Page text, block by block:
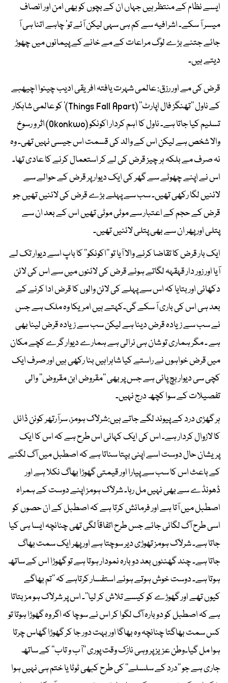
ایسے نظام کے منتظر ہیں جہاں ان کے بچوں کو بھی امن اور انصاف
میسر آ سکے۔ اشرافیہ سے کم ہی سہی لیکن آئے تو‘ چاہے اتنا ہی آ
جائے جتنے بڑے لوگ مراعات کے مے خانے کے پیمانوں میں چھوڑ
دیتے ہیں۔
قرض کی مے اور رزق: عالمی شہرت یافتہ افریقی ادیب چینوا اچیھبے
کے ناول ’’تھنگز فال اپارٹ‘‘ (Things Fall Apart)‘ کو عالمی شاہکار
تسلیم کیا جاتا ہے۔ ناول کا اہم کردار اکونکو (Okonkwo) اثر و رسوخ
والا شخص ہے لیکن اس کے والد کی قسمت اس جیسی نہیں تھی۔ وہ
نہ صرف مے بلکہ ہر چیز قرض کی لے کر استعمال کرنے کا عادی تھا۔
اس نے اپنے چھوٹے سے گھر کی ایک دیوار پر قرض کے حوالے سے
لائنیں لگا رکھی تھیں۔ سب سے پہلے بڑے قرض کی لائنیں تھیں جو
قرض کے حجم کے اعتبار سے موٹی موٹی تھیں اس کے بعد ان سے
پتلی اور پھر ان سے بھی پتلی لائنیں تھیں۔
ایک بار قرض کا تقاضا کرنے والا آیا تو ’’اکونکو‘‘ کا باپ اسے دیوار تک لے
آیا اور زور دار قہقہہ لگاتے ہوئے قرض کی لائنوں میں سے اس کی لائن
دکھائی اور بتایا کہ اس سے پہلے کی لائن والوں کا قرض ادا کرنے کے
بعد ہی اس کی باری آ سکے گی۔کہتے ہیں امریکا وہ ملک ہے جس
نے سب سے زیادہ قرض دینا ہے لیکن سب سے زیادہ قرض لینا بھی
ہے ۔ مگر ہماری تو شان ہی نرالی ہے ہمارے دیوار گرے کچے مکان
میں قرض خواہوں نے راستے کیا شاہراہیں بنا رکھی ہیں اور صرف ایک
کچی سی دیوار بچ پائی ہے جس پر بھی ’’مقروض ابن مقروض‘‘ والی
تفصیلات کے سوا کچھ درج نہیں۔
ہر گھڑی درد کے پیوند لگے جاتے ہیں:شرلاک ہومز، سرآرتھر کونن ڈائل
کا لازوال کردار ہے۔ اس کی ایک کہانی اس طرح ہے کہ اس کا ایک
پریشان حال دوست اسے اپنی بپتا سناتا ہے کہ اصطبل میں آگ لگنے
کے باعث اس کا سب سے پیارا اور قیمتی گھوڑا بھاگ نکلا ہے اور
ڈھونڈے سے بھی نہیں مل رہا۔ شرلاک ہومز اپنے دوست کے ہمراہ
اصطبل میں آتا ہے اور فرمائش کرتا ہے کہ اصطبل کے ان حصوں کو
اسی طرح آگ لگائی جائے جس طرح اتفاقاً لگی تھی چنانچہ ایسا ہی کیا
جاتا ہے۔ شرلاک ہومز تھوڑی دیر سوچتا ہے اور پھر ایک سمت بھاگ
جاتا ہے۔ چند گھنٹوں بعد دوبارہ نمودار ہوتا ہے تو گھوڑا اس کے ساتھ
ہوتا ہے۔ دوست خوش ہوتے ہوئے استفسار کرتاہے کہ ’’تم بھاگے
کیوں تھے اور گھوڑے کو کیسے تلاش کر لیا‘‘۔ اس پر شرلاک ہو مز بتاتا
ہے کہ اصطبل کو دوبارہ آگ لگوا کر اس نے سوچا کہ اگر وہ گھوڑا ہوتا تو
کس سمت بھاگتا چنانچہ وہ بھاگا اور بہت دور جا کر گھوڑا گھاس چرتا
ہوا مل گیا۔وطن عزیز پر وہی نازک وقت پوری ’’آب و تاب‘‘ کے ساتھ
جاری ہے جو ’’درد کے سلسلے‘‘ کی طرح کبھی ٹوٹا یا ختم ہی نہیں ہوا